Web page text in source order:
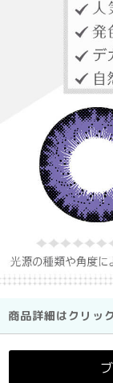
商品詳細はクリック